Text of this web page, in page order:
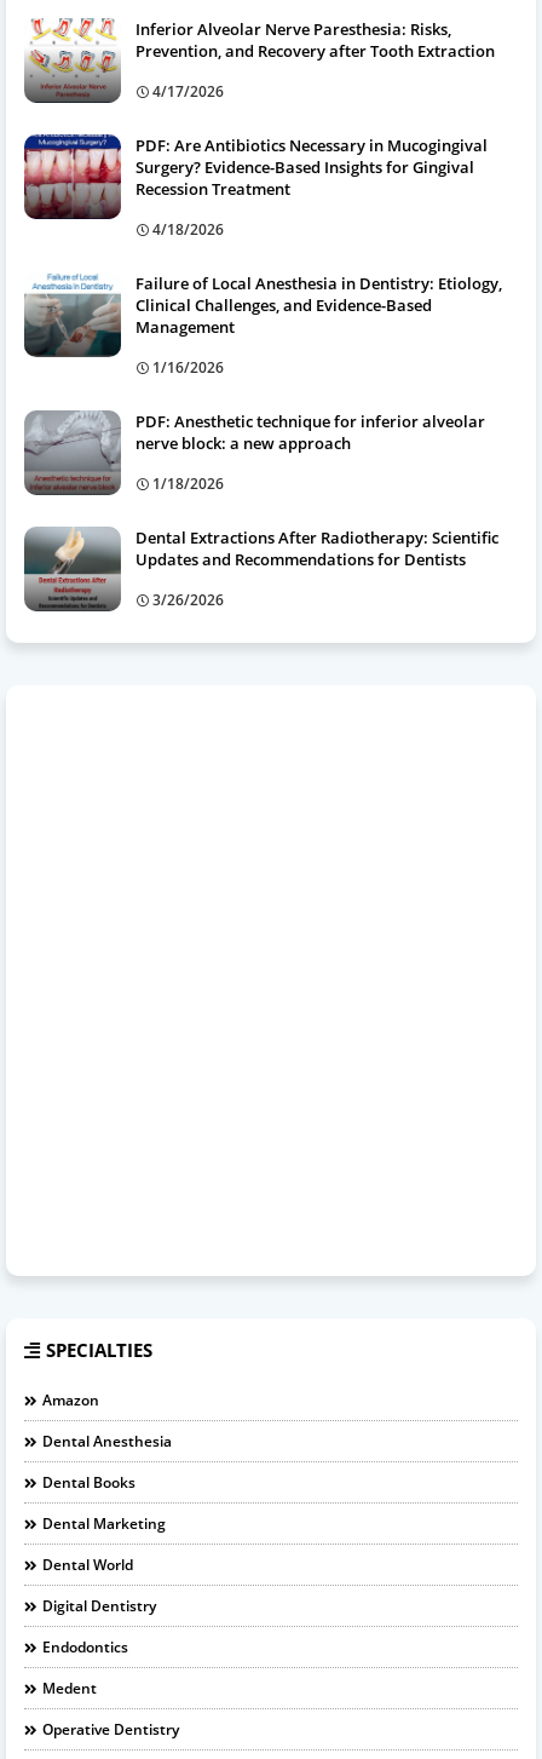
Inferior Alveolar Nerve Paresthesia: Risks,
Prevention, and Recovery after Tooth Extraction
4/17/2026
PDF: Are Antibiotics Necessary in Mucogingival
Surgery? Evidence-Based Insights for Gingival
Recession Treatment
4/18/2026
Failure of Local Anesthesia in Dentistry: Etiology,
Clinical Challenges, and Evidence-Based
Management
1/16/2026
PDF: Anesthetic technique for inferior alveolar
nerve block: a new approach
1/18/2026
Dental Extractions After Radiotherapy: Scientific
Updates and Recommendations for Dentists
3/26/2026
SPECIALTIES
Amazon
Dental Anesthesia
Dental Books
Dental Marketing
Dental World
Digital Dentistry
Endodontics
Medent
Operative Dentistry